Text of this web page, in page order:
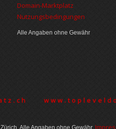
Domain-Marktplatz
Nutzungsbedingungen
Alle Angaben ohne Gewähr